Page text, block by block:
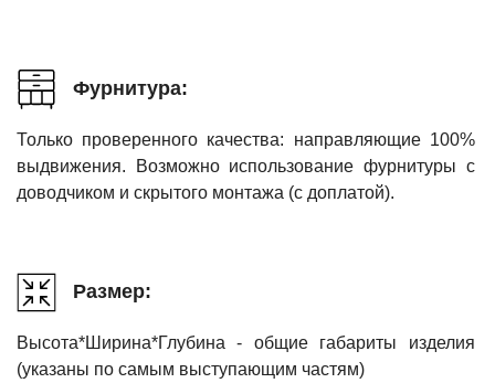
Фурнитура:
Только проверенного качества: направляющие 100%
выдвижения. Возможно использование фурнитуры с
доводчиком и скрытого монтажа (с доплатой).
Размер:
Высота*Ширина*Глубина - общие габариты изделия
(указаны по самым выступающим частям)